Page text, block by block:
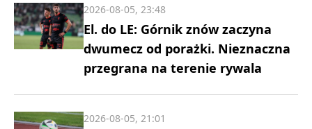
El. do LE: Górnik znów zaczyna
dwumecz od porażki. Nieznaczna
przegrana na terenie rywala
2026-08-05, 23:48
2026-08-05, 21:01